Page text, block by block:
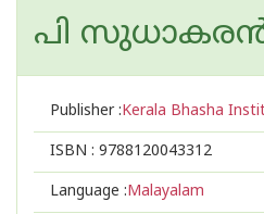
പി
Publisher :Kerala Bhasha
ISBN : 9788120043312
Language :Malayalam